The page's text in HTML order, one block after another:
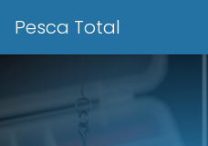
Pesca Total